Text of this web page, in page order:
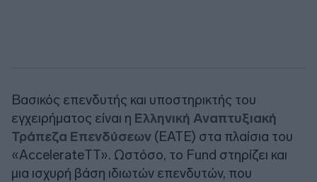
Βασικός επενδυτής και υποστηρικτής του
εγχειρήματος είναι η Ελληνική Αναπτυξιακή
Τράπεζα Επενδύσεων (ΕΑΤΕ) στα πλαίσια του
«AccelerateTT». Ωστόσο, το Fund στηρίζει και
μια ισχυρή βάση ιδιωτών επενδυτών, που